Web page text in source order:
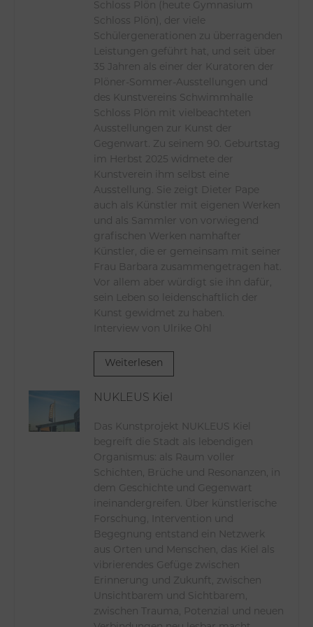
Schloss Plön (heute Gymnasium
Schloss Plön), der viele
Schülergenerationen zu überragenden
Leistungen geführt hat, und seit über
35 Jahren als einer der Kuratoren der
Plöner-Sommer-Ausstellungen und
des Kunstvereins Schwimmhalle
Schloss Plön mit vielbeachteten
Ausstellungen zur Kunst der
Gegenwart. Zu seinem 90. Geburtstag
im Herbst 2025 widmete der
Kunstverein ihm selbst eine
Ausstellung. Sie zeigt Dieter Pape
auch als Künstler mit eigenen Werken
und als Sammler von vorwiegend
grafischen Werken namhafter
Künstler, die er gemeinsam mit seiner
Frau Barbara zusammengetragen hat.
Vor allem aber würdigt sie ihn dafür,
sein Leben so leidenschaftlich der
Kunst gewidmet zu haben.
Interview von Ulrike Ohl
Weiterlesen
NUKLEUS Kiel
Das Kunstprojekt NUKLEUS Kiel
begreift die Stadt als lebendigen
Organismus: als Raum voller
Schichten, Brüche und Resonanzen, in
dem Geschichte und Gegenwart
ineinandergreifen. Über künstlerische
Forschung, Intervention und
Begegnung entstand ein Netzwerk
aus Orten und Menschen, das Kiel als
vibrierendes Gefüge zwischen
Erinnerung und Zukunft, zwischen
Unsichtbarem und Sichtbarem,
zwischen Trauma, Potenzial und neuen